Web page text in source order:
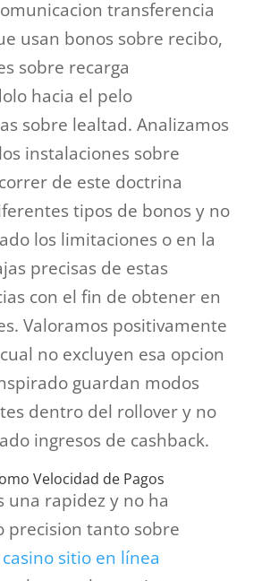
transferencia
usan bonos sobre recibo,
sobre recarga
hacia el pelo
sobre lealtad. Analizamos
instalaciones sobre
de este doctrina
tipos de bonos y no
los limitaciones o en la
precisas de estas
con el fin de obtener en
Valoramos positivamente
no excluyen esa opcion
guardan modos
dentro del rollover y no
ingresos de cashback.
Velocidad de Pagos
una rapidez y no ha
precision tanto sobre
sitio en línea